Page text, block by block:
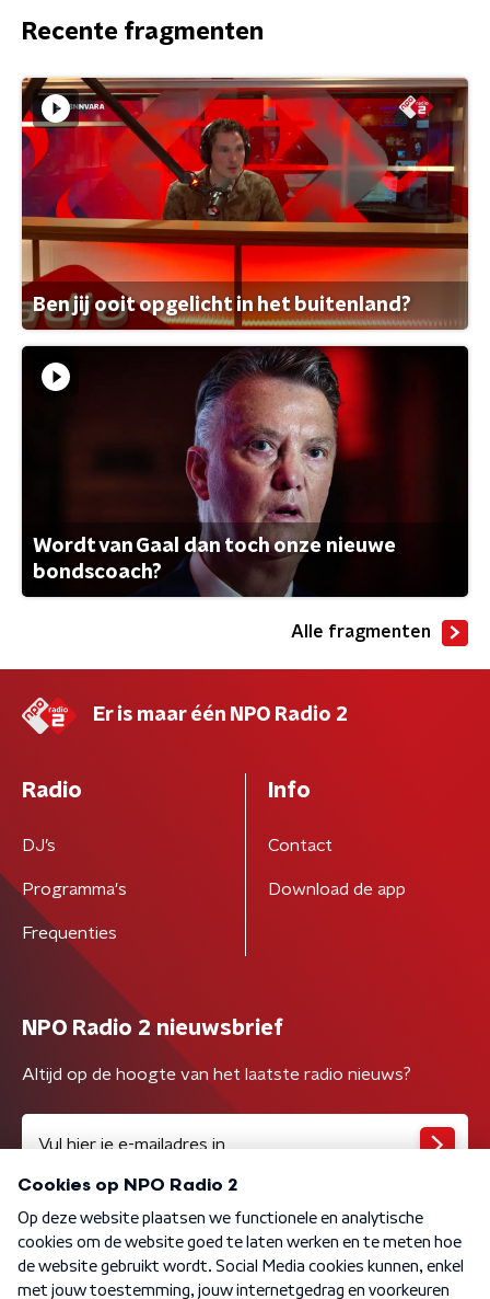
Recente fragmenten
Ben jij ooit opgelicht in het buitenland?
Wordt van Gaal dan toch onze nieuwe
bondscoach?
Alle fragmenten
Er is maar één NPO Radio 2
Radio
DJ’s
Programma's
Frequenties
Info
Contact
Download de app
NPO Radio 2 nieuwsbrief
Altijd op de hoogte van het laatste radio nieuws?
Algemene voorwaarden